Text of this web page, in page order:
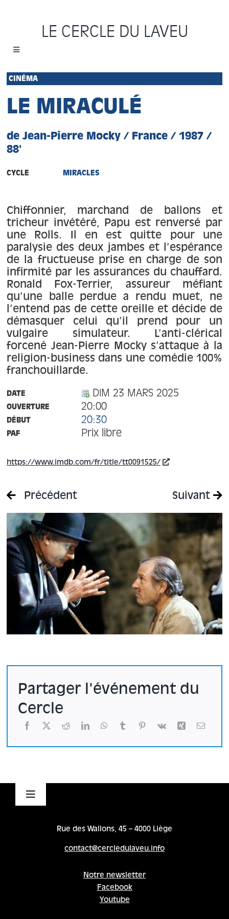
LE CERCLE DU LAVEU
Toggle
Accueil
Cycles
Programme
Location
À propos
Contact
CINÉMA
LE MIRACULÉ
de Jean-Pierre Mocky / France / 1987 /
88'
CYCLE MIRACLES
Chiffonnier, marchand de ballons et
tricheur invétéré, Papu est renversé par
une Rolls. Il en est quitte pour une
paralysie des deux jambes et l’espérance
de la fructueuse prise en charge de son
infirmité par les assurances du chauffard.
Ronald Fox-Terrier, assureur méfiant
qu’une balle perdue a rendu muet, ne
l’entend pas de cette oreille et décide de
démasquer celui qu’il prend pour un
vulgaire simulateur. L’anti-clérical
forcené Jean-Pierre Mocky s’attaque à la
religion-business dans une comédie 100%
franchouillarde.
DATE DIM 23 MARS 2025
OUVERTURE 20:00
DÉBUT 20:30
PAF Prix libre
https://www.imdb.com/fr/title/tt0091525/
Précédent Suivant
Partager l'événement du
Cercle
Toggle
Rue des Wallons, 45 – 4000 Liège
contact@cercledulaveu.info
Notre newsletter
Facebook
Youtube